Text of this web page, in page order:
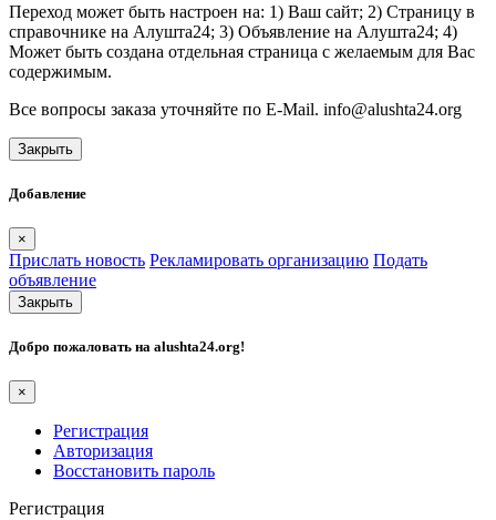
Переход может быть настроен на: 1) Ваш сайт; 2) Страницу в
справочнике на Алушта24; 3) Объявление на Алушта24; 4)
Может быть создана отдельная страница с желаемым для Вас
содержимым.
Все вопросы заказа уточняйте по E-Mail. info@alushta24.org
Закрыть
Добавление
×
Прислать новость Рекламировать организацию Подать
объявление
Закрыть
Добро пожаловать на alushta24.org!
×
Регистрация
Авторизация
Восстановить пароль
Регистрация